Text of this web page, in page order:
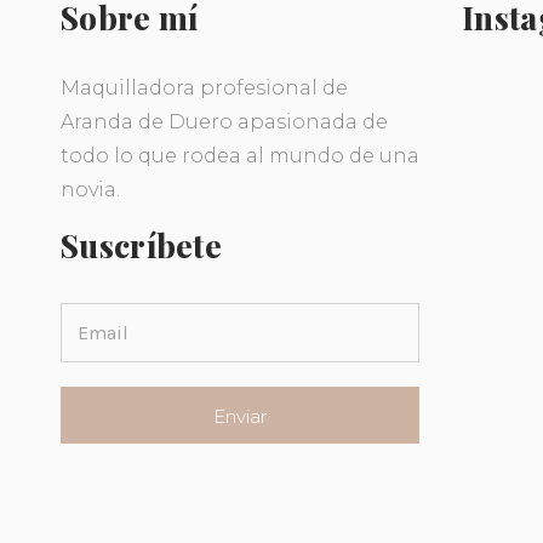
Sobre mí
Maquilladora profesional de
Aranda de Duero apasionada de
todo lo que rodea al mundo de una
novia.
Suscríbete